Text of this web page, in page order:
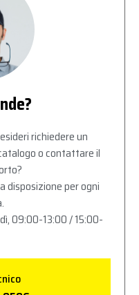
richiedere un
o contattare il
disposizione per ogni
09:00-13:00 / 15:00-